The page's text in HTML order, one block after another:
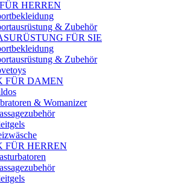
HERREN
& Zubehör
FÜR SIE
& Zubehör
FÜR DAMEN
& Womanizer
FÜR HERREN